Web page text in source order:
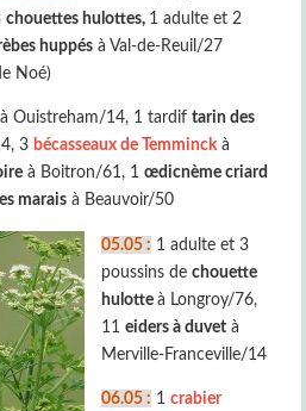
chouettes hulottes, 1 adulte et 2
huppés à Val-de-Reuil/27
Noé)
à Ouistreham/14, 1 tardiftarin des
3 bécasseaux de Temminckà
à Boitron/61, 1œdicnème criard
marais à Beauvoir/50
05.05 : 1 adulte et 3
poussins dechouette
hulotteà Longroy/76,
11eiders à duvet à
Merville-Franceville/14
06.05 : 1crabier